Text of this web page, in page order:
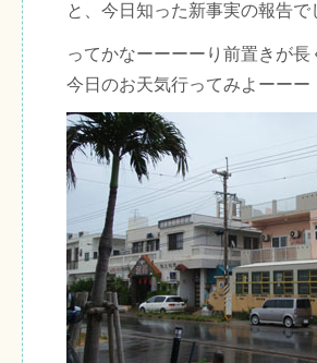
と、今日知った新事実の報告
ってかなーーーーり前置きが
今日のお天気行ってみよーーー